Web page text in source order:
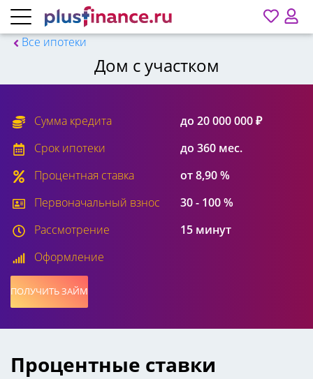
Все ипотеки
Дом с участком
Сумма кредита
до 20 000 000 ₽
Срок ипотеки
до 360 мес.
Процентная ставка
от 8,90 %
Первоначальный взнос
30 - 100 %
Рассмотрение
15 минут
Оформление
ПОЛУЧИТЬ ЗАЙМ
Процентные ставки